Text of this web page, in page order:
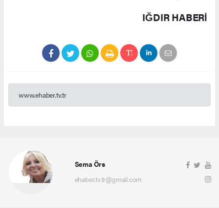
IĞDIR HABERİ
www.ehaber.tv.tr
Sema Örs
ehaber.tv.tr@gmail.com